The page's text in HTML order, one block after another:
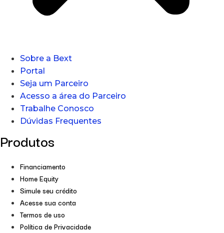
Sobre a Bext
Portal
Seja um Parceiro
Acesso a área do Parceiro
Trabalhe Conosco
Dúvidas Frequentes
Produtos
Financiamento
Home Equity
Simule seu crédito
Acesse sua conta
Termos de uso
Política de Privacidade